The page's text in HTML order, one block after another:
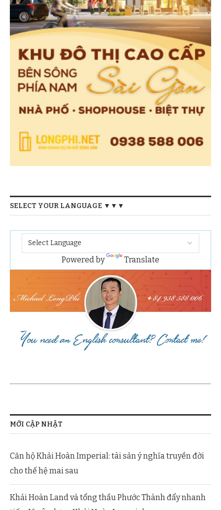
SELECT YOUR LANGUAGE ▼▼▼
Powered by Translate
MỚI CẬP NHẬT
Căn hộ Khải Hoàn Imperial: tài sản ý nghĩa truyền đời
cho thế hệ mai sau
Khải Hoàn Land và tổng thầu Phước Thành đẩy nhanh